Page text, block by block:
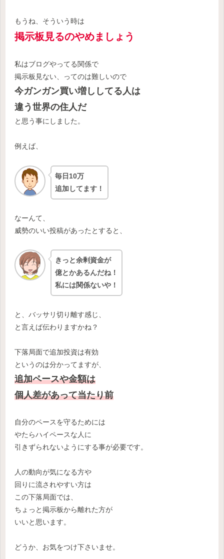
もうね、そういう時は
掲示板見るのやめましょう
私はブログやってる関係で
掲示板見ない、ってのは難しいので
今ガンガン買い増ししてる人は
違う世界の住人だ
と思う事にしました。
例えば、
毎日10万
追加してます！
なーんて、
威勢のいい投稿があったとすると、
きっと余剰資金が
億とかあるんだね！
私には関係ないや！
と、バッサリ切り離す感じ、
と言えば伝わりますかね？
下落局面で追加投資は有効
というのは分かってますが、
追加ペースや金額は
個人差があって当たり前
自分のペースを守るためには
やたらハイペースな人に
引きずられないようにする事が必要です。
人の動向が気になる方や
回りに流されやすい方は
この下落局面では、
ちょっと掲示板から離れた方が
いいと思います。
どうか、お気をつけ下さいませ。